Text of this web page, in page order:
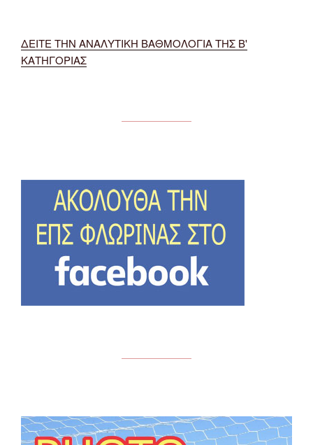
ΔΕΙΤΕ ΤΗΝ ΑΝΑΛΥΤΙΚΗ ΒΑΘΜΟΛΟΓΙΑ ΤΗΣ Β'
ΚΑΤΗΓΟΡΙΑΣ